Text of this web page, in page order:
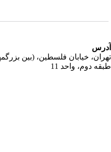
دوم، واحد 11